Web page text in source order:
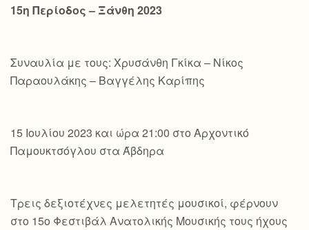
15η Περίοδος – Ξάνθη 2023
Συναυλία με τους: Χρυσάνθη Γκίκα – Νίκος
Παραουλάκης – Βαγγέλης Καρίπης
15 Ιουλίου 2023 και ώρα 21:00 στο Αρχοντικό
Παμουκτσόγλου στα Άβδηρα
Τρεις δεξιοτέχνες μελετητές μουσικοί, φέρνουν
στο 15ο Φεστιβάλ Ανατολικής Μουσικής τους ήχους